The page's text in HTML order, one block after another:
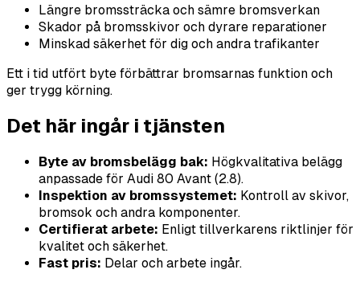
Längre bromssträcka och sämre bromsverkan
Skador på bromsskivor och dyrare reparationer
Minskad säkerhet för dig och andra trafikanter
Ett i tid utfört byte förbättrar bromsarnas funktion och
ger trygg körning.
Det här ingår i tjänsten
Byte av bromsbelägg bak: Högkvalitativa belägg
anpassade för Audi 80 Avant (2.8).
Inspektion av bromssystemet: Kontroll av skivor,
bromsok och andra komponenter.
Certifierat arbete: Enligt tillverkarens riktlinjer för
kvalitet och säkerhet.
Fast pris: Delar och arbete ingår.